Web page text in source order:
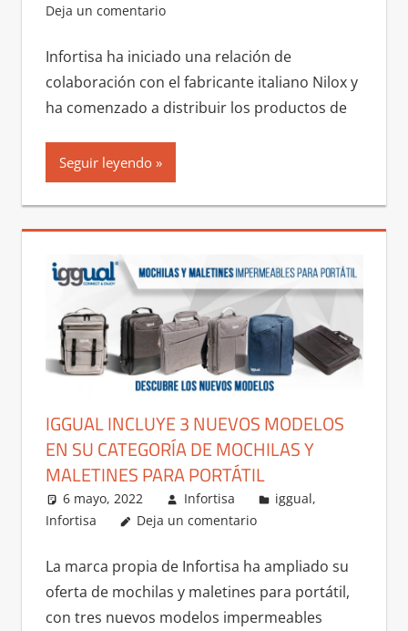
Deja un comentario
Infortisa ha iniciado una relación de
colaboración con el fabricante italiano Nilox y
ha comenzado a distribuir los productos de
Seguir leyendo
IGGUAL INCLUYE 3 NUEVOS MODELOS
EN SU CATEGORÍA DE MOCHILAS Y
MALETINES PARA PORTÁTIL
6 mayo, 2022 Infortisa iggual,
Infortisa
Deja un comentario
La marca propia de Infortisa ha ampliado su
oferta de mochilas y maletines para portátil,
con tres nuevos modelos impermeables